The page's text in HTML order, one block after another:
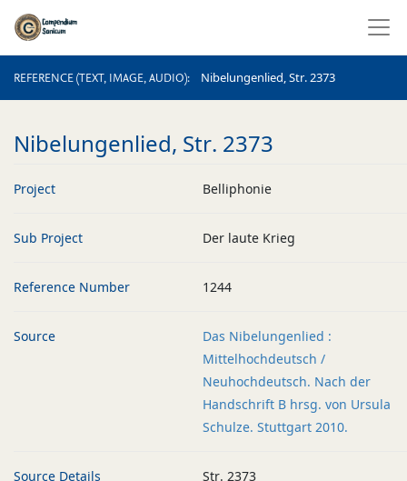
REFERENCE (TEXT, IMAGE, AUDIO) Nibelungenlied, Str. 2373
REFERENCE (TEXT, IMAGE, AUDIO)
Nibelungenlied, Str. 2373
Project Belliphonie
Sub Project Der laute Krieg
Reference Number 1244
Source
Das Nibelungenlied :
Mittelhochdeutsch /
Neuhochdeutsch. Nach der
Handschrift B hrsg. von Ursula
Schulze. Stuttgart 2010.
Source Details Str. 2373